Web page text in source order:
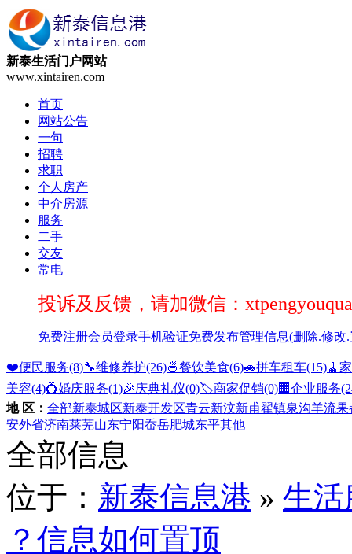
新泰生活门户网站
www.xintairen.com
首页
网站公告
一句
招聘
求职
个人房产
中介房源
服务
二手
交友
常电
投诉及反馈，请加微信：
免费注册会员登录手机验证免费发布管理信息(删除.修改
❤️便民服务(8)🔧维修养护(26)🍜餐饮美食(6)🚗拼车租车(15)🧹
美容(4)💍婚庆服务(1)🎉庆典礼仪(0)🏷️商家促销(0)🏢企业服务
地 区： 全部新泰城区新泰开发区青云新汶新甫翟镇泉沟羊流果
安外省济南莱芜山东宁阳岙岳肥城东平其他
全部信息
位于： 新泰信息港 » 生活
？信息如何置顶